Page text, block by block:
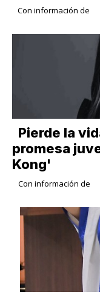
Con información de
Pierde la
promesa
Kong'
Con información de